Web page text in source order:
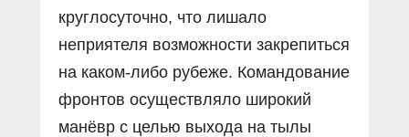
круглосуточно, что лишало
неприятеля возможности закрепиться
на каком-либо рубеже. Командование
фронтов осуществляло широкий
манёвр с целью выхода на тылы